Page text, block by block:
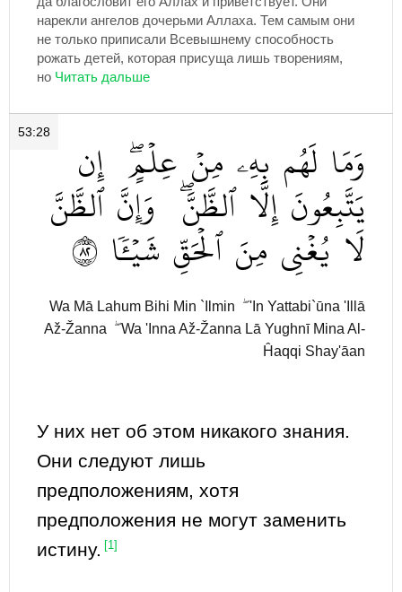
нарекли ангелов дочерьми Аллаха. Тем самым они
не только приписали Всевышнему способность
рожать детей, которая присуща лишь творениям,
но
53:28 وَمَا لَهُم بِهِۦ مِنۡ عِلۡمٍۖ إِن
يَتَّبِعُونَ إِلَّا ٱلظَّنَّۖ وَإِنَّ ٱلظَّنَّ
لَا يُغۡنِي مِنَ ٱلۡحَقِّ شَيۡـٔٗا ٢٨
Wa Mā Lahum Bihi Min `Ilmin ۖ 'In Yattabi`ūna 'Illā
Až-Žanna ۖ Wa 'Inna Až-Žanna Lā Yughnī Mina Al-
Ĥaqqi Shay'āan
У них нет об этом никакого знания.
Они следуют лишь
предположениям, хотя
предположения не могут заменить
истину.
[1]